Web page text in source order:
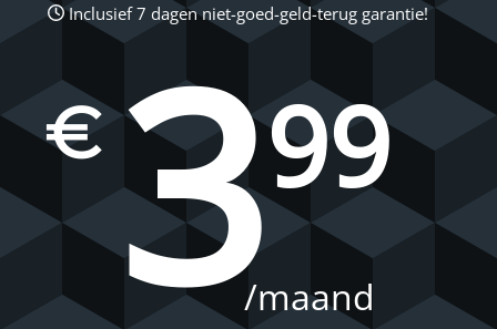
Inclusief 7 dagen niet-goed-geld-terug garantie!
€399
/maand